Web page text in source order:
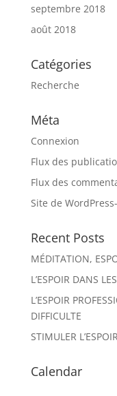
septembre 2018
août 2018
Catégories
Recherche
Méta
Connexion
Flux des
Flux des
Site de
Recent Posts
MÉDITATION,
L’ESPOIR DANS
L’ESPOIR
DIFFICULTE
STIMULER L’ESPOIR
Calendar